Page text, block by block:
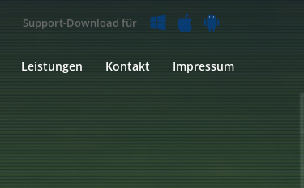
Support-Download für
Leistungen Kontakt Impressum